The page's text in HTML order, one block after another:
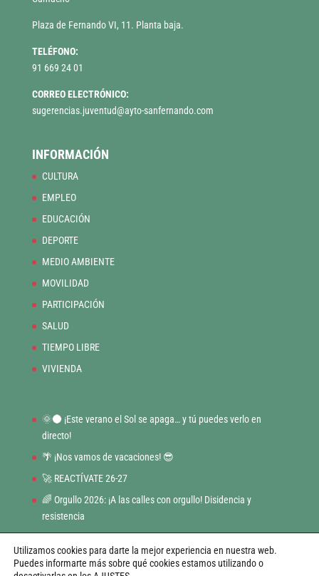
Plaza de Fernando VI, 11. Planta baja.
TELÉFONO:
91 669 24 01
CORREO ELECTRÓNICO:
sugerencias.juventud@ayto-sanfernando.com
INFORMACIÓN
CULTURA
EMPLEO
EDUCACIÓN
DEPORTE
MEDIO AMBIENTE
MOVILIDAD
PARTICIPACIÓN
SALUD
TIEMPO LIBRE
VIVIENDA
🌞🌑 ¡Este verano el Sol se apaga… y tú puedes verlo en
directo!
🌴 ¡Nos vamos de vacaciones! 😎
🚀 REACTÍVATE 26-27
🌈 Orgullo 2026: ¡A las calles con orgullo! Disidencia y
resistencia
Utilizamos cookies para darte la mejor experiencia en nuestra web.
Puedes informarte más sobre qué cookies estamos utilizando o